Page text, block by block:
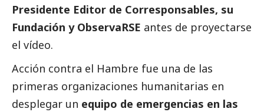
Presidente Editor de Corresponsables, su
Fundación y ObservaRSE antes de proyectarse
el vídeo.
Acción contra el Hambre fue una de las
primeras organizaciones humanitarias en
desplegar un equipo de emergencias en las